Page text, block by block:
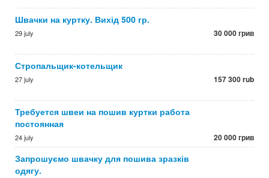
Швачки на куртку. Вихід 500 гр.
29 july 30 000 грив
Стропальщик-котельщик
27 july 157 300 rub
Требуется швеи на пошив куртки работа
постоянная
24 july 20 000 грив
Запрошуємо швачку для пошива зразків
одягу.